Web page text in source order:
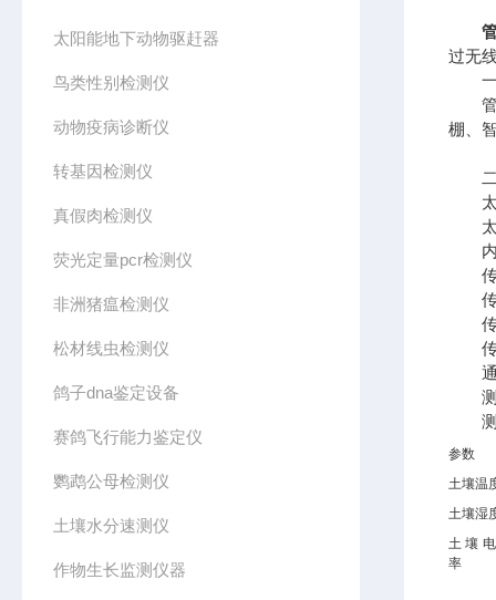
太阳能地下动物驱赶器
鸟类性别检测仪
动物疫病诊断仪
转基因检测仪
真假肉检测仪
荧光定量pcr检测仪
非洲猪瘟检测仪
松材线虫检测仪
鸽子dna鉴定设备
赛鸽飞行能力鉴定仪
鹦鹉公母检测仪
土壤水分速测仪
作物生长监测仪器
过无
一
管式
棚、
二
太
太
内
传
传
传
传
通
测
测量
参数
土壤温
土壤湿
土壤
率